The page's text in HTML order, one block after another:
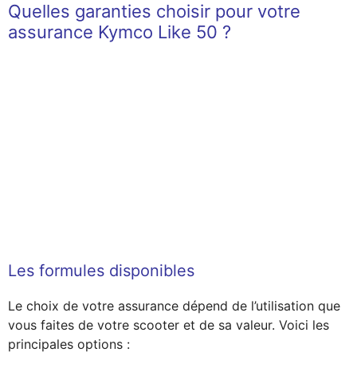
Quelles garanties choisir pour votre
assurance Kymco Like 50 ?
Les formules disponibles
Le choix de votre assurance dépend de l’utilisation que
vous faites de votre scooter et de sa valeur. Voici les
principales options :